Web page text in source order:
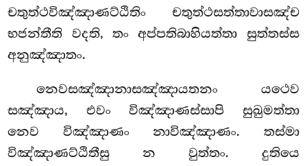
චතුත්ථවිඤ්ඤාණට්ඨිතිං චතුත්ථසත්තාවාසඤ්ච
භජන්තීති වදති, තං අප්පතිබාහියත්තා සුත්තස්ස
අනුඤ්ඤාතං.
නෙවසඤ්ඤානාසඤ්ඤායතනං යථෙව
සඤ්ඤාය, එවං විඤ්ඤාණස්සාපි සුඛුමත්තා
නෙව විඤ්ඤාණං නාවිඤ්ඤාණං. තස්මා
විඤ්ඤාණට්ඨිතීසු න වුත්තං. දුතියෙ